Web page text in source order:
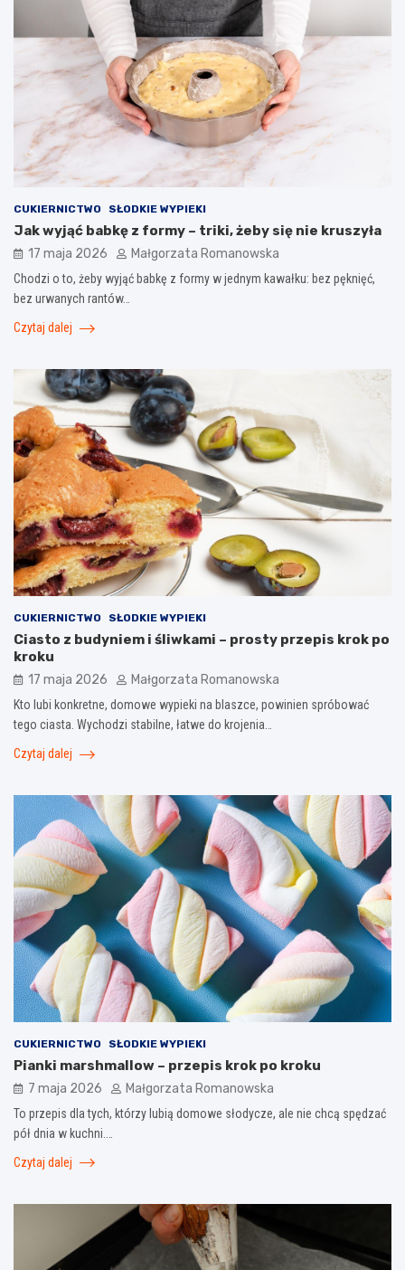
CUKIERNICTWO SŁODKIE WYPIEKI
Jak wyjąć babkę z formy – triki, żeby się nie kruszyła
17 maja 2026 Małgorzata Romanowska
Chodzi o to, żeby wyjąć babkę z formy w jednym kawałku: bez pęknięć,
bez urwanych rantów…
Czytaj dalej
CUKIERNICTWO SŁODKIE WYPIEKI
Ciasto z budyniem i śliwkami – prosty przepis krok po
kroku
17 maja 2026 Małgorzata Romanowska
Kto lubi konkretne, domowe wypieki na blaszce, powinien spróbować
tego ciasta. Wychodzi stabilne, łatwe do krojenia…
Czytaj dalej
CUKIERNICTWO SŁODKIE WYPIEKI
Pianki marshmallow – przepis krok po kroku
7 maja 2026 Małgorzata Romanowska
To przepis dla tych, którzy lubią domowe słodycze, ale nie chcą spędzać
pół dnia w kuchni.…
Czytaj dalej